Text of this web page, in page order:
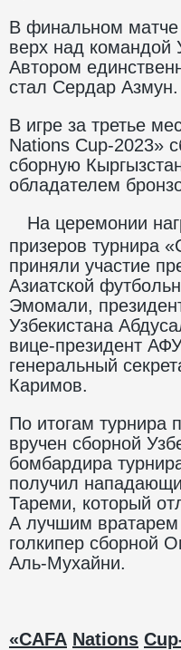
В финальном
верх над командой
Автором
стал Сердар Азмун.
В игре за третье
Nations Cup-2023»
сборную
обладателем
На церемонии
призеров турнира
приняли участие
Азиатской
Эмомали,
Узбекистана
вице-президент
генеральный
Каримов.
По итогам турнира
вручен сборной
бомбардира
получил
Тареми, который
А лучшим вратарем
голкипер сборной
Аль-Мухайни.
«CAFA Nations Cup